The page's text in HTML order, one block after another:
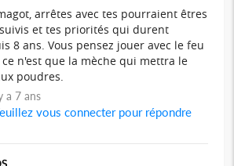
arrêtes avec tes pourraient êtres
et tes priorités qui durent
8 ans. Vous pensez jouer avec le feu
ce n'est que la mèche qui mettra le
poudres.
a 7 ans
vous connecter pour répondre